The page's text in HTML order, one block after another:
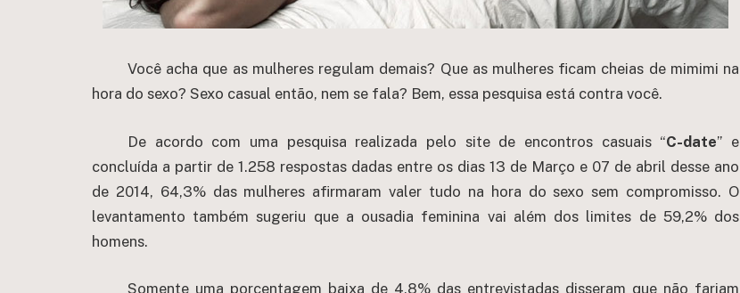
Você acha que as mulheres regulam demais? Que as mulheres ficam cheias de mimimi na
hora do sexo? Sexo casual então, nem se fala? Bem, essa pesquisa está contra você.
De acordo com uma pesquisa realizada pelo site de encontros casuais “C-date” e
concluída a partir de 1.258 respostas dadas entre os dias 13 de Março e 07 de abril desse ano
de 2014, 64,3% das mulheres afirmaram valer tudo na hora do sexo sem compromisso. O
levantamento também sugeriu que a ousadia feminina vai além dos limites de 59,2% dos
homens.
Somente uma porcentagem baixa de 4,8% das entrevistadas disseram que não fariam